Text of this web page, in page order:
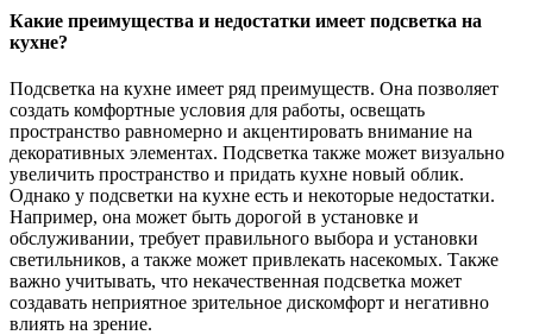
Какие преимущества и недостатки имеет подсветка на
кухне?
Подсветка на кухне имеет ряд преимуществ. Она позволяет
создать комфортные условия для работы, освещать
пространство равномерно и акцентировать внимание на
декоративных элементах. Подсветка также может визуально
увеличить пространство и придать кухне новый облик.
Однако у подсветки на кухне есть и некоторые недостатки.
Например, она может быть дорогой в установке и
обслуживании, требует правильного выбора и установки
светильников, а также может привлекать насекомых. Также
важно учитывать, что некачественная подсветка может
создавать неприятное зрительное дискомфорт и негативно
влиять на зрение.